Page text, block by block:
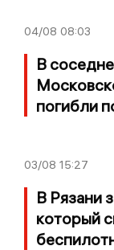
04/08 08:03
В
погибли
03/08 15:27
В Рязани
который